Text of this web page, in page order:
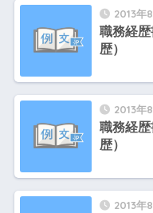
2013年
職務経
歴）
2013年
職務経
歴）
2013年